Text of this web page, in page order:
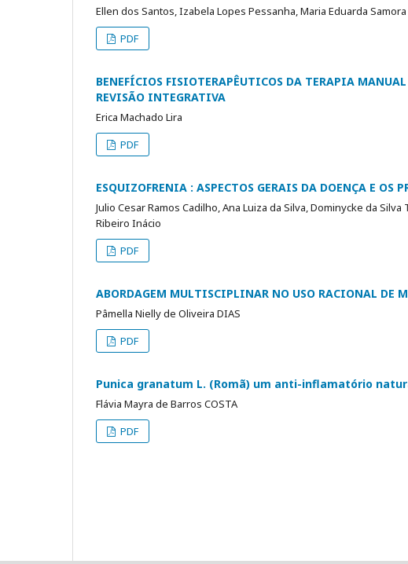
Ellen dos Santos, Izabela Lopes Pessanha, Maria Eduarda
PDF
BENEFÍCIOS FISIOTERAPÊUTICOS DA TERAPIA
REVISÃO INTEGRATIVA
Erica Machado Lira
PDF
ESQUIZOFRENIA : ASPECTOS GERAIS DA DOENÇA E
Julio Cesar Ramos Cadilho, Ana Luiza da Silva, Dominycke da
Ribeiro Inácio
PDF
ABORDAGEM MULTISCIPLINAR NO USO RACIONAL DE
Pâmella Nielly de Oliveira DIAS
PDF
Punica granatum L. (Romã) um anti-inflamatório
Flávia Mayra de Barros COSTA
PDF